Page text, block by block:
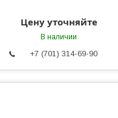
Цену уточняйте
В наличии
+7 (701) 314-69-90